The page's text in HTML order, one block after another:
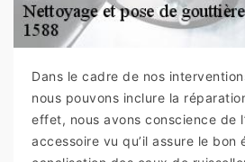
Dans le cadre de nos
nous pouvons inclure la
effet, nous avons conscience de
accessoire vu qu’il assure le bon